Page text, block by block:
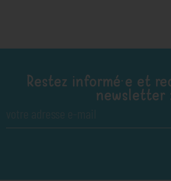
Restez informé·e et
newsletter